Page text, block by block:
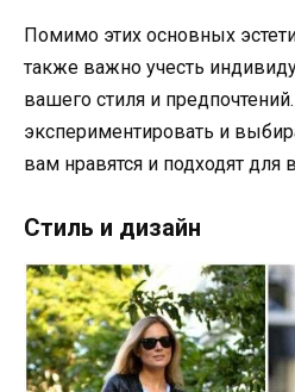
Помимо этих основных
также важно учесть
вашего стиля и
экспериментировать и
вам нравятся и подходят для
Стиль и дизайн